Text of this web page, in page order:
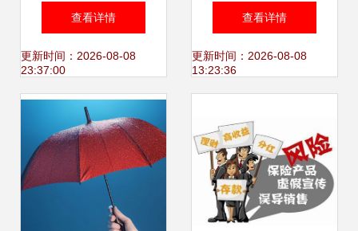
指南 渠道、费用及
代理缴费须知
查看详情
更新时间：2026-08-08
23:37:00
促销 保障权益，抓
住商机
查看详情
更新时间：2026-08-08
13:23:36